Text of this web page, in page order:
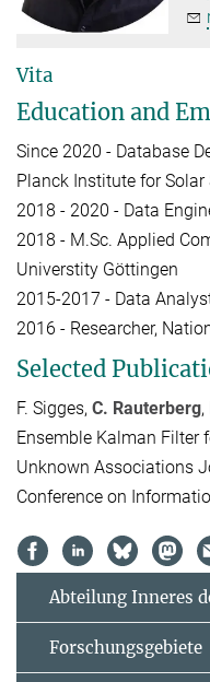
Vita
Education and
Since 2020 - Database
Planck Institute for Solar
2018 - 2020 - Data
2018 - M.Sc. Applied
Universtity Göttingen
2015-2017 - Data
2016 - Researcher,
Selected
F. Sigges, C. Rauterberg
Ensemble Kalman Filter
Unknown Associations
Conference on
Abteilung Inneres
Forschungsgebiete